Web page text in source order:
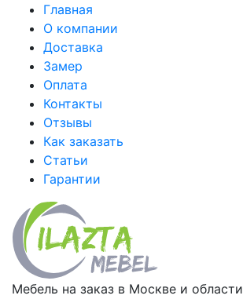
Главная
О компании
Доставка
Замер
Оплата
Контакты
Отзывы
Как заказать
Статьи
Гарантии
Мебель на заказ в Москве и области